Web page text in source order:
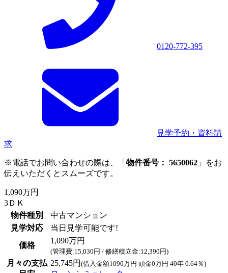
0120-772-395
見学予約・資料請
求
※電話でお問い合わせの際は、「 物件番号： 5650062 」をお
伝えいただくとスムーズです。
1,090万円
3ＤＫ
物件種別
中古マンション
見学対応
当日見学可能です!
価格
1,090万円
(管理費:15,030円 / 修繕積立金:12,390円)
月々の支払 25,745円 (借入金額1090万円 頭金0万円 40年 0.64％)